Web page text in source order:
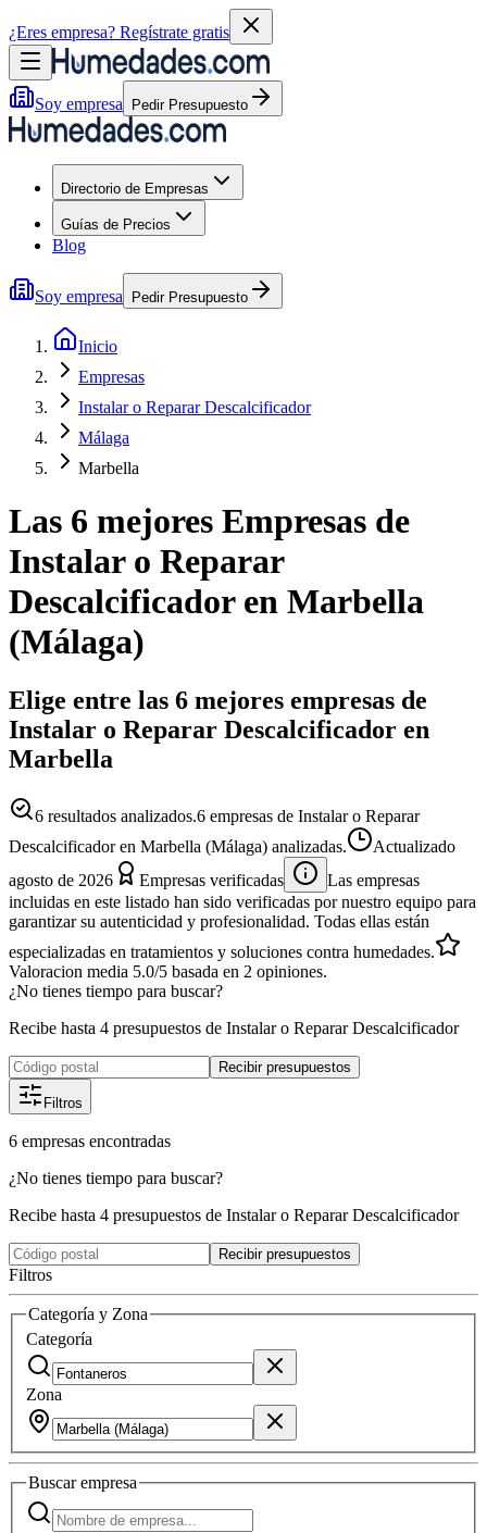
¿Eres empresa? Regístrate gratis
Soy empresa Pedir Presupuesto
Directorio de Empresas
Guías de Precios
Blog
Soy empresa Pedir Presupuesto
Inicio
Empresas
Instalar o Reparar Descalcificador
Málaga
Marbella
Las 6 mejores Empresas de
Instalar o Reparar
Descalcificadoren Marbella
(Málaga)
Elige entre las 6 mejores empresas de
Instalar o Reparar Descalcificador en
Marbella
6 resultados analizados.6 empresas de Instalar o Reparar
Descalcificador en Marbella (Málaga) analizadas.
Actualizado
agosto de 2026
Empresas verificadas
Las empresas
incluidas en este listado han sido verificadas por nuestro equipo para
garantizar su autenticidad y profesionalidad. Todas ellas están
especializadas en tratamientos y soluciones contra humedades.
Valoracion media 5.0/5 basada en 2 opiniones.
¿No tienes tiempo para buscar?
Recibe hasta 4 presupuestos de Instalar o Reparar Descalcificador
Recibir presupuestos
Filtros
6 empresas encontradas
¿No tienes tiempo para buscar?
Recibe hasta 4 presupuestos de Instalar o Reparar Descalcificador
Recibir presupuestos
Filtros
Categoría y Zona
Categoría
Zona
Buscarempresa